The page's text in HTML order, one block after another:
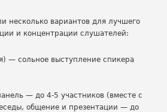
несколько вариантов для лучшего
и концентрации слушателей:
— сольное выступление спикера
— до 4-5 участников (вместе с
общение и презентации — до